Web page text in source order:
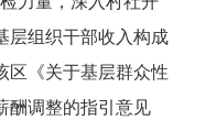
层组织干部收入构成
区《关于基层群众性
酬调整的指引意见